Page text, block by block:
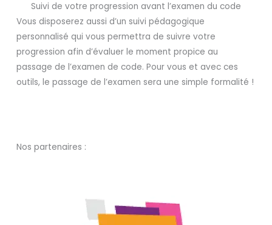
Suivi de votre progression avant l’examen du code
Vous disposerez aussi d’un suivi pédagogique
personnalisé qui vous permettra de suivre votre
progression afin d’évaluer le moment propice au
passage de l’examen de code. Pour vous et avec ces
outils, le passage de l’examen sera une simple formalité !
Nos partenaires :